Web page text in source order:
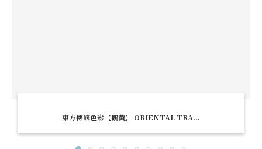
東方傳統色彩【鵝黃】 ORIENTAL TRA...